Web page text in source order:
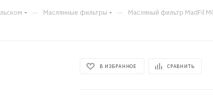
— Маслянные фильтры — Масляный фильтр MadFil
В ИЗБРАННОЕ СРАВНИТЬ